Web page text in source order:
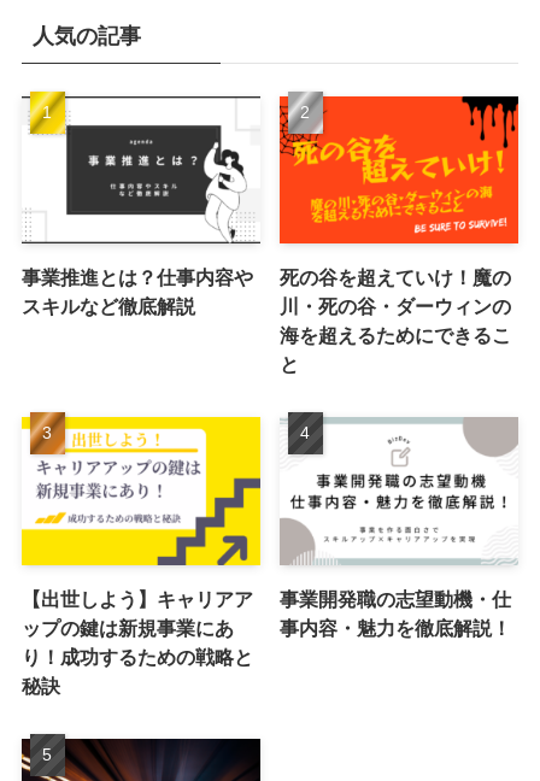
人気の記事
事業推進とは？仕事内容や
スキルなど徹底解説
死の谷を超えていけ！魔の
川・死の谷・ダーウィンの
海を超えるためにできるこ
と
【出世しよう】キャリアア
ップの鍵は新規事業にあ
り！成功するための戦略と
秘訣
事業開発職の志望動機・仕
事内容・魅力を徹底解説！